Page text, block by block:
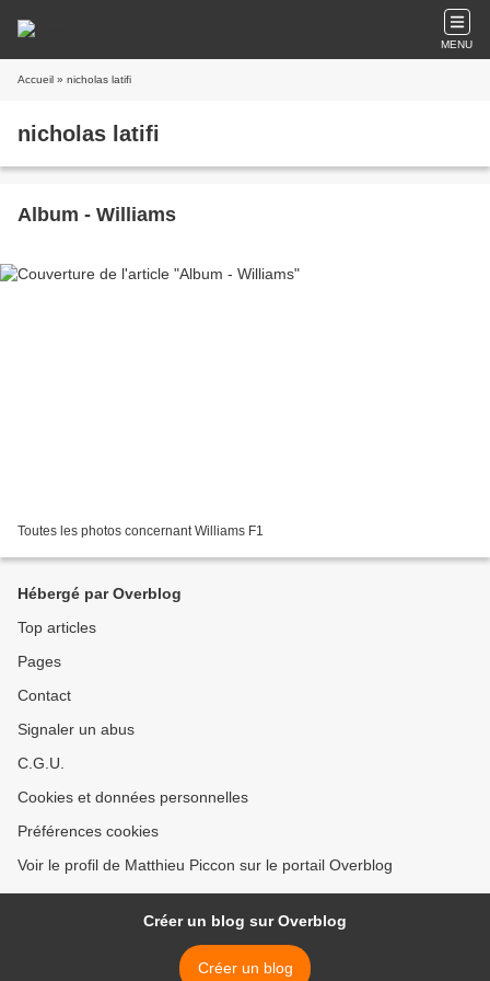
MENU
Accueil » nicholas latifi
nicholas latifi
Album - Williams
Toutes les photos concernant Williams F1
Hébergé par Overblog
Top articles
Pages
Contact
Signaler un abus
C.G.U.
Cookies et données personnelles
Préférences cookies
Voir le profil de Matthieu Piccon sur le portail Overblog
Créer un blog sur Overblog
Créer un blog